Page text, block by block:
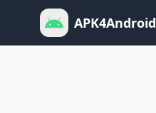
APK4Android